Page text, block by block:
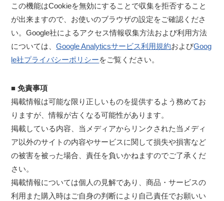
この機能はCookieを無効にすることで収集を拒否すること
が出来ますので、お使いのブラウザの設定をご確認くださ
い。Google社によるアクセス情報収集方法および利用方法
については、Google Analyticsサービス利用規約およびGoog
le社プライバシーポリシーをご覧ください。
■ 免責事項
掲載情報は可能な限り正しいものを提供するよう務めてお
りますが、情報が古くなる可能性があります。
掲載している内容、当メディアからリンクされた当メディ
ア以外のサイトの内容やサービスに関して損失や損害など
の被害を被った場合、責任を負いかねますのでご了承くだ
さい。
掲載情報については個人の見解であり、商品・サービスの
利用また購入時はご自身の判断により自己責任でお願いい